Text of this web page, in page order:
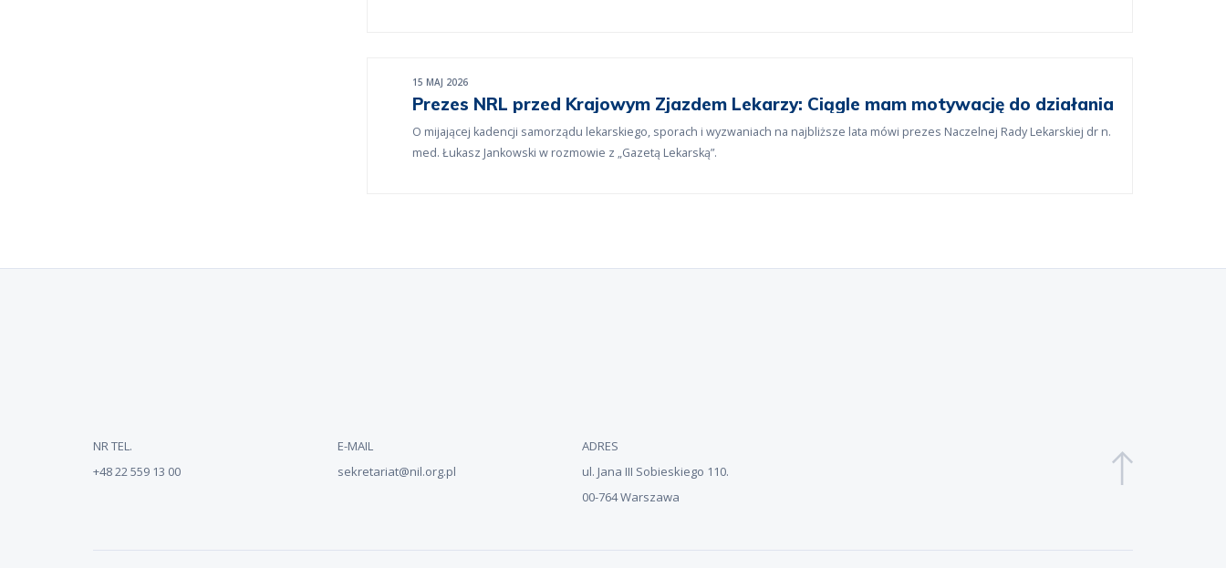
15 MAJ 2026
Prezes NRL przed Krajowym Zjazdem Lekarzy: Ciągle mam motywację do działania
O mijającej kadencji samorządu lekarskiego, sporach i wyzwaniach na najbliższe lata mówi prezes Naczelnej Rady Lekarskiej dr n.
med. Łukasz Jankowski w rozmowie z „Gazetą Lekarską”.
NR TEL.
+48 22 559 13 00
E-MAIL
sekretariat@nil.org.pl
ADRES
ul. Jana III Sobieskiego 110.
00-764 Warszawa